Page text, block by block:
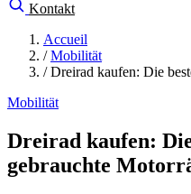
Kontakt
Accueil
/ Mobilität
/ Dreirad kaufen: Die
Mobilität
Dreirad kaufen:
gebrauchte